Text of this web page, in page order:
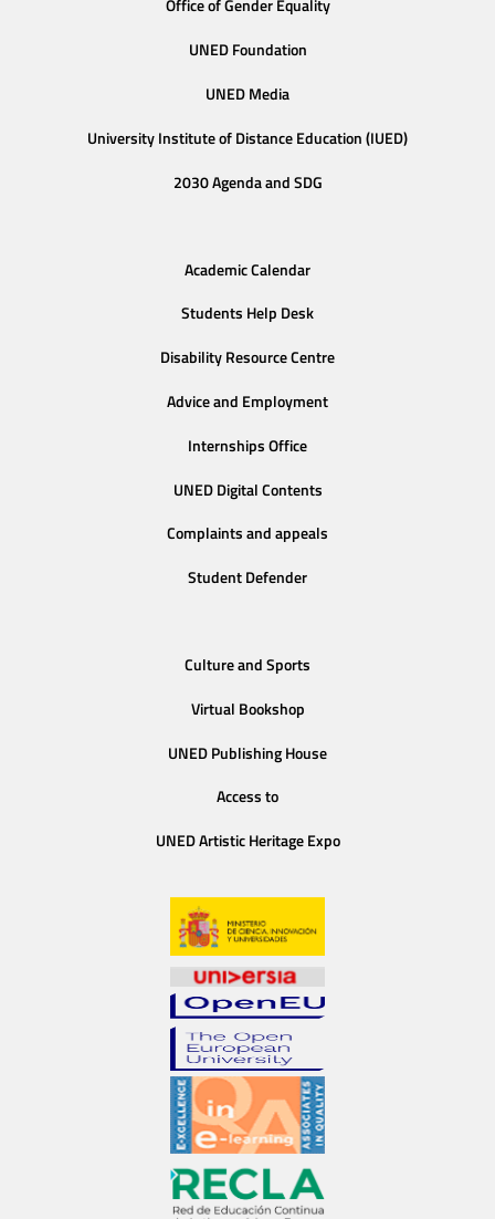
Office of Gender Equality
UNED Foundation
UNED Media
University Institute of Distance Education (IUED)
2030 Agenda and SDG
Academic Calendar
Students Help Desk
Disability Resource Centre
Advice and Employment
Internships Office
UNED Digital Contents
Complaints and appeals
Student Defender
Culture and Sports
Virtual Bookshop
UNED Publishing House
Access to
UNED Artistic Heritage Expo